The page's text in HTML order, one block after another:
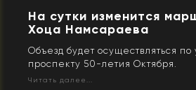
На сутки изменится
Хоца Намсараева
Объезд будет осуществляться
проспекту 50-летия Октября.
Читать далее...